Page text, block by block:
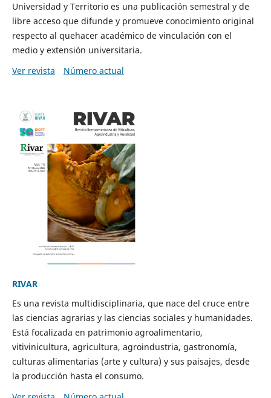
Universidad y Territorio es una publicación semestral y de
libre acceso que difunde y promueve conocimiento original
respecto al quehacer académico de vinculación con el
medio y extensión universitaria.
Ver revista
Número actual
RIVAR
Es una revista multidisciplinaria, que nace del cruce entre
las ciencias agrarias y las ciencias sociales y humanidades.
Está focalizada en patrimonio agroalimentario,
vitivinicultura, agricultura, agroindustria, gastronomía,
culturas alimentarias (arte y cultura) y sus paisajes, desde
la producción hasta el consumo.